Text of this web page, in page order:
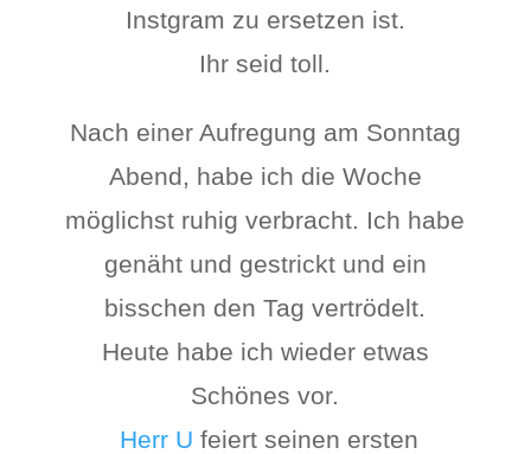
Instgram zu ersetzen ist.
Ihr seid toll.
Nach einer Aufregung am Sonntag
Abend, habe ich die Woche
möglichst ruhig verbracht. Ich habe
genäht und gestrickt und ein
bisschen den Tag vertrödelt.
Heute habe ich wieder etwas
Schönes vor.
Herr U feiert seinen ersten